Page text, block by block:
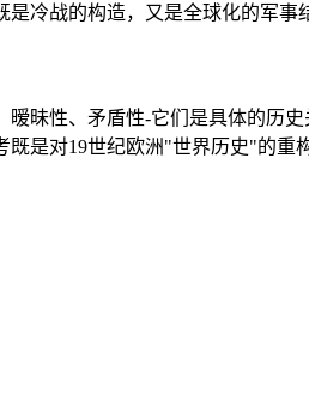
冷战的构造，又是全球化的军事
昧性、矛盾性-它们是具体的历
是对19世纪欧洲"世界历史"的重